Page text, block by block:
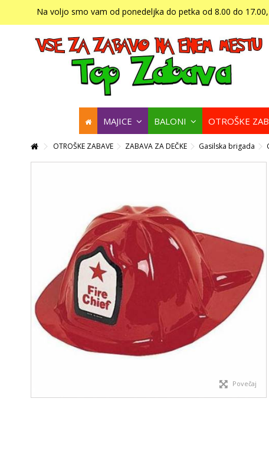
Na voljo smo vam od ponedeljka do petka od 8.00 do
MAJICE BALONI OTROŠKE
OTROŠKE ZABAVE ZABAVA ZA DEČKE Gasilska brigada
Povečaj